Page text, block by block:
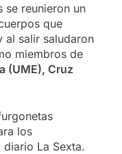
se reunieron un
que
al salir saludaron
miembros de
(UME), Cruz
los
La Sexta.